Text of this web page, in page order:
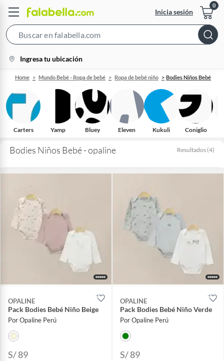
Inicia sesión
Bar
location-
icon
Ingresa tu ubicación
Home Mundo Bebé - Ropa de bebé Ropa de bebé niño Bodies Niños Bebé
Carters Yamp Bluey Eleven Kukuli Coniglio
Bodies Niños Bebé - opaline Resultados (4)
OPALINE
Pack Bodies Bebé Niño Beige
Por Opaline Perú
S/ 89
OPALINE
Pack Bodies Bebé Niño Verde
Por Opaline Perú
S/ 89